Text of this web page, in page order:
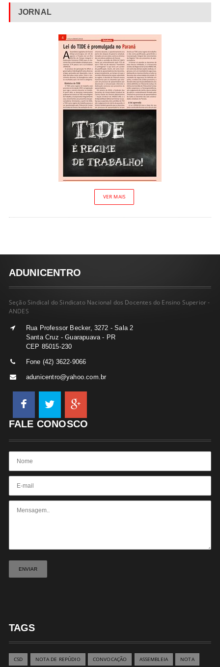
JORNAL
VER MAIS
ADUNICENTRO
Seção Sindical do Sindicato Nacional dos Docentes do Ensino Superior -
ANDES
Rua Professor Becker, 3272 - Sala 2
Santa Cruz - Guarapuava - PR
CEP 85015-230
Fone (42) 3622-9066
adunicentro@yahoo.com.br
FALE CONOSCO
TAGS
CSD NOTA DE REPÚDIO CONVOCAÇÃO ASSEMBLEIA NOTA